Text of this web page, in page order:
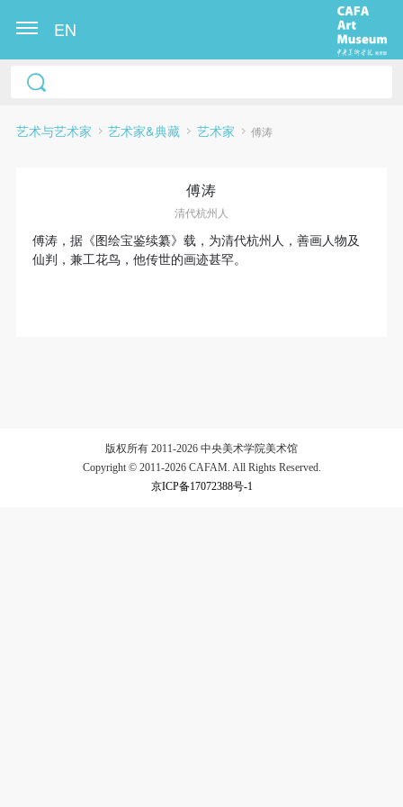
EN
艺术与艺术家 艺术家&典藏 艺术家 傅涛
傅涛
清代杭州人
傅涛，据《图绘宝鉴续纂》载，为清代杭州人，善画人物及
仙判，兼工花鸟，他传世的画迹甚罕。
版权所有 2011-2026 中央美术学院美术馆
Copyright © 2011-2026 CAFAM. All Rights Reserved.
京ICP备17072388号-1
验证码
登录